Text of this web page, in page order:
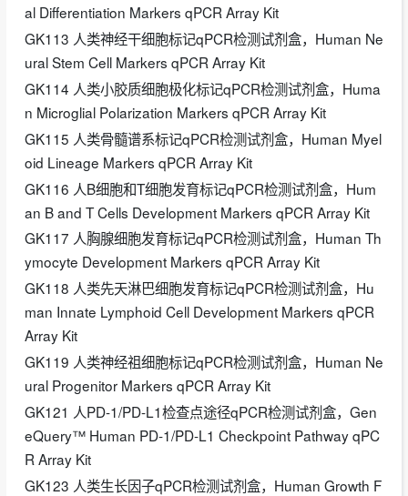
al Differentiation Markers qPCR Array Kit
GK113 人类神经干细胞标记qPCR检测试剂盒，Human Ne
ural Stem Cell Markers qPCR Array Kit
GK114 人类小胶质细胞极化标记qPCR检测试剂盒，Huma
n Microglial Polarization Markers qPCR Array Kit
GK115 人类骨髓谱系标记qPCR检测试剂盒，Human Myel
oid Lineage Markers qPCR Array Kit
GK116 人B细胞和T细胞发育标记qPCR检测试剂盒，Hum
an B and T Cells Development Markers qPCR Array Kit
GK117 人胸腺细胞发育标记qPCR检测试剂盒，Human Th
ymocyte Development Markers qPCR Array Kit
GK118 人类先天淋巴细胞发育标记qPCR检测试剂盒，Hu
man Innate Lymphoid Cell Development Markers qPCR
Array Kit
GK119 人类神经祖细胞标记qPCR检测试剂盒，Human Ne
ural Progenitor Markers qPCR Array Kit
GK121 人PD-1/PD-L1检查点途径qPCR检测试剂盒，Gen
eQuery™ Human PD-1/PD-L1 Checkpoint Pathway qPC
R Array Kit
GK123 人类生长因子qPCR检测试剂盒，Human Growth F